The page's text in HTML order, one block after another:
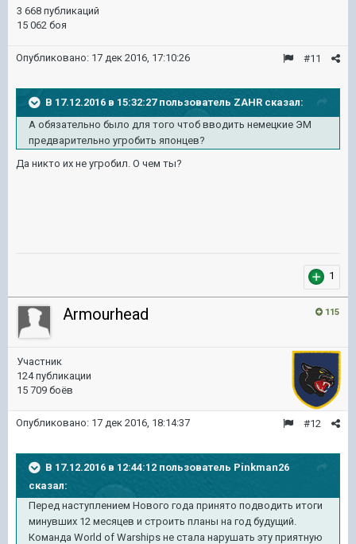
3 668 публикаций
15 062 боя
#11
Опубликовано: 17 дек 2016, 17:10:26
В 17.12.2016 в 15:32:27 пользователь ZAHR сказал:
А обязательно было для того чтоб вводить немецкие ЭМ
предварительно угробить японцев?
Да никто их не угробил. О чем ты?
1
115
Armourhead
Участник
124 публикации
15 709 боёв
#12
Опубликовано: 17 дек 2016, 18:14:37
В 17.12.2016 в 12:44:12 пользователь Pinkman26
сказал:
Перед наступлением Нового года принято подводить итоги
минувших 12 месяцев и строить планы на год будущий.
Команда World of Warships не стала нарушать эту приятную